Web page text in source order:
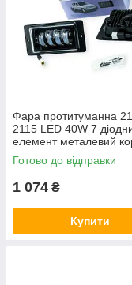
Фара протитуманна
2115 LED 40W 7
елемент металевий
(к-кт 2 шт) BLASKAR
Готово до відправки
1 074 ₴
Купити